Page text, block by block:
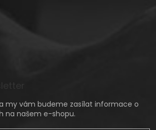
my vám budeme zasílat informace o
na našem e-shopu.